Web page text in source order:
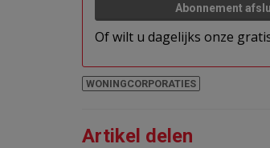
Abonnement
Of wilt u dagelijks onze
WONINGCORPORATIES
Artikel delen